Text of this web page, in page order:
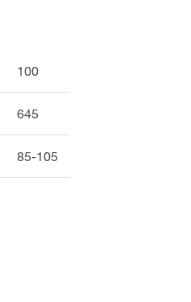
100
645
85-105